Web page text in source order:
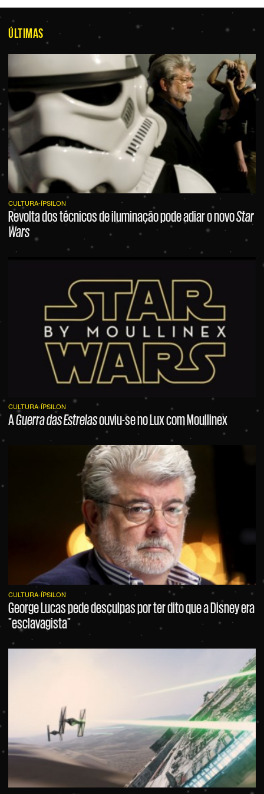
ÚLTIMAS
CULTURA-ÍPSILON
Revolta dos técnicos de iluminação pode adiar o novoStar
Wars
CULTURA-ÍPSILON
AGuerra das Estrelasouviu-se no Lux com Moullinex
CULTURA-ÍPSILON
George Lucas pede desculpas por ter dito que a Disney era
"esclavagista"